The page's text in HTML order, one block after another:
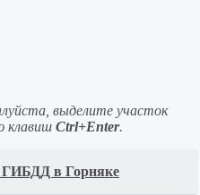
выделите участок
клавиш Ctrl+Enter.
ГИБДД в Горняке